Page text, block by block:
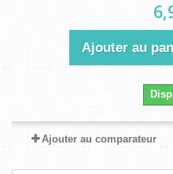
Ajouter au
Ajouter au comparateur